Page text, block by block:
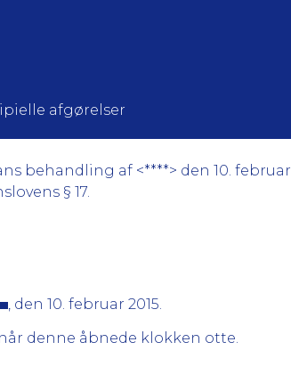
afgørelser
behandling af <****> den 10. februar
§ 17.
, den 10. februar 2015.
denne åbnede klokken otte.